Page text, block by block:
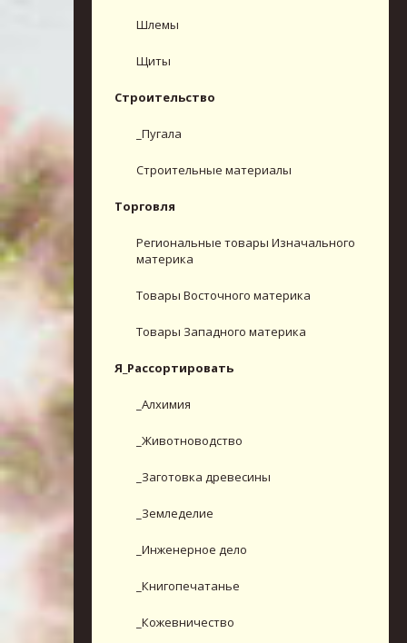
Шлемы
Щиты
Строительство
_Пугала
Строительные материалы
Торговля
Региональные товары Изначального
материка
Товары Восточного материка
Товары Западного материка
Я_Рассортировать
_Алхимия
_Животноводство
_Заготовка древесины
_Земледелие
_Инженерное дело
_Книгопечатанье
_Кожевничество